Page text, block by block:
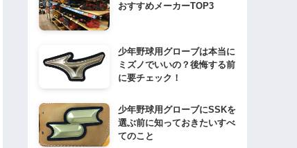
おすすめメーカーTOP3
少年野球用グローブは本当に
ミズノでいいの？後悔する前
に要チェック！
少年野球用グローブにSSKを
選ぶ前に知っておきたいすべ
てのこと